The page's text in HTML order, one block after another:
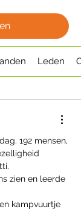
Leden
192 mensen,
zien en leerde
kampvuurtje